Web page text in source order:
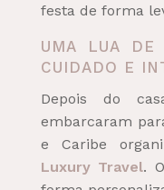
festa de forma
UMA LUA DE
CUIDADO E
Depois do
embarcaram
e Caribe
Luxury Travel.